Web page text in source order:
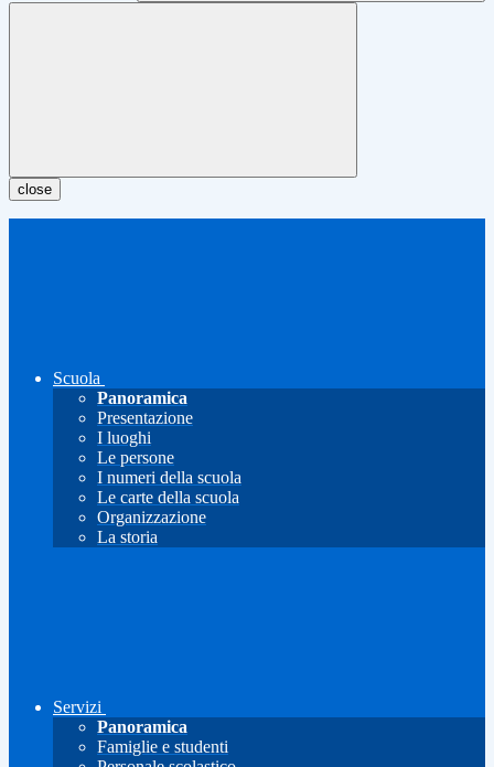
close
Scuola
Panoramica
Presentazione
I luoghi
Le persone
I numeri della scuola
Le carte della scuola
Organizzazione
La storia
Servizi
Panoramica
Famiglie e studenti